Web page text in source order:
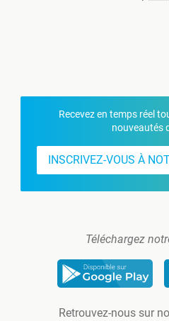
Recevez en temps réel
nouveautés
INSCRIVEZ-VOUS À
Téléchargez
Retrouvez-nous sur